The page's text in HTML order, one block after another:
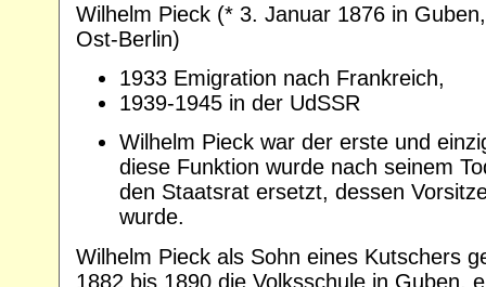
Wilhelm Pieck (* 3. Januar 1876 in
Ost-Berlin)
1933 Emigration nach Frankreich,
1939-1945 in der UdSSR
Wilhelm Pieck war der erste und
diese Funktion wurde nach seinem
den Staatsrat ersetzt, dessen
wurde.
Wilhelm Pieck als Sohn eines Kutschers
1882 bis 1890 die Volksschule in Guben,